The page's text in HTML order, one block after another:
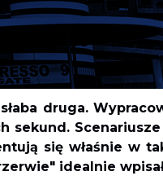
druga.
sekund.
się właśnie w
idealnie